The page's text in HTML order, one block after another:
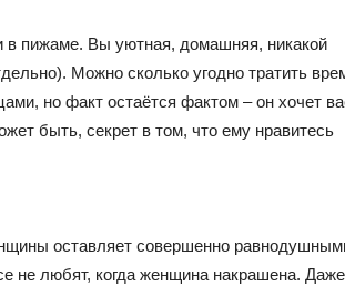
в пижаме. Вы уютная, домашняя, никакой
Можно сколько угодно тратить
но факт остаётся фактом – он хочет
быть, секрет в том, что ему нравитесь
оставляет совершенно
не любят, когда женщина накрашена. Даже